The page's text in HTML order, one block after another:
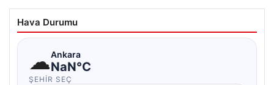
Hava Durumu
☁Ankara
NaN°C
ŞEHIR SEÇ